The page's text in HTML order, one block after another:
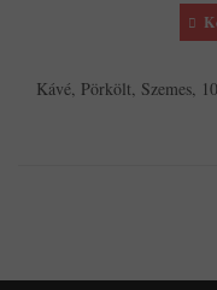
Kávé, Pörkölt, Szemes,